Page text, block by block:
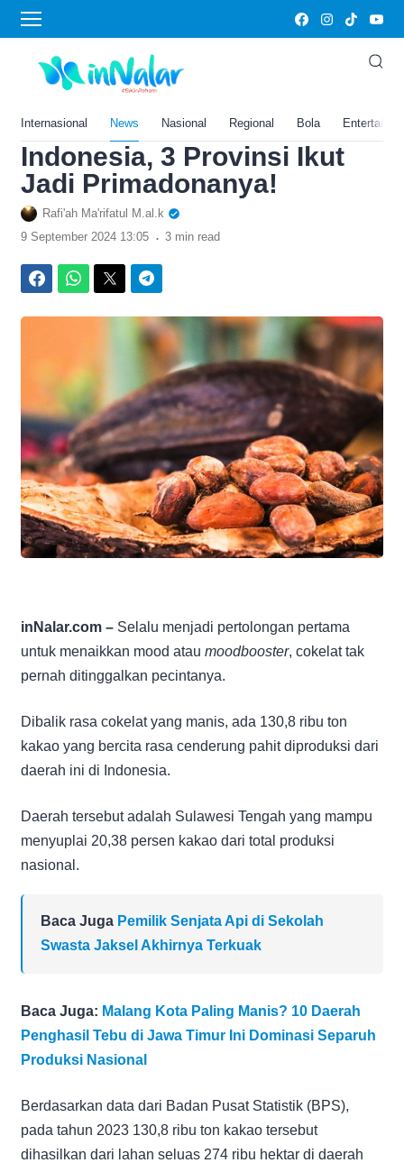
Internasional News Nasional Regional Bola
Home›Ekonomi
Sulawesi Tengah Pecah
Rekor Daerah Penghasil
Kakao Terbesar di
Indonesia, 3 Provinsi Ikut
Jadi Primadonanya!
Rafi'ah Ma'rifatul M.al.k
9 September 2024 13:05 . 3 min read
inNalar.com – Selalu menjadi pertolongan pertama
untuk menaikkan mood atau moodbooster, cokelat tak
pernah ditinggalkan pecintanya.
Dibalik rasa cokelat yang manis, ada 130,8 ribu ton
kakao yang bercita rasa cenderung pahit diproduksi dari
daerah ini di Indonesia.
Daerah tersebut adalah Sulawesi Tengah yang mampu
menyuplai 20,38 persen kakao dari total produksi
nasional.
Baca Juga Pemilik Senjata Api di Sekolah
Swasta Jaksel Akhirnya Terkuak
Baca Juga: Malang Kota Paling Manis? 10 Daerah
Penghasil Tebu di Jawa Timur Ini Dominasi Separuh
Produksi Nasional
Berdasarkan data dari Badan Pusat Statistik (BPS),
pada tahun 2023 130,8 ribu ton kakao tersebut
dihasilkan dari lahan seluas 274 ribu hektar di daerah